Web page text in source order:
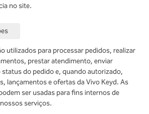
no site.
utilizados para processar pedidos, realizar
prestar atendimento, enviar
do pedido e, quando autorizado,
lançamentos e ofertas da Vivo Keyd. As
ser usadas para fins internos de
serviços.